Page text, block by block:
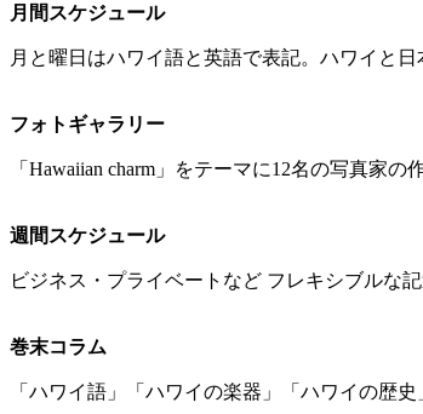
月間スケジュール
月と曜日はハワイ語と英語で表記。ハワイと
フォトギャラリー
「Hawaiian charm」をテーマに12名の写真家の
週間スケジュール
ビジネス・プライベートなど フレキシブルな
巻末コラム
「ハワイ語」「ハワイの楽器」「ハワイの歴